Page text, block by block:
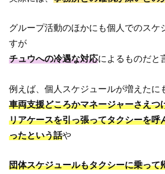
グループ活動のほかにも個人でのスケ
すが
チュウへの冷遇な対応によるものだと
例えば、個人スケジュールが増えたに
車両支援どころかマネージャーさえつ
リアケースを引っ張ってタクシーを呼
ったという話や
団体スケジュールもタクシーに乗って